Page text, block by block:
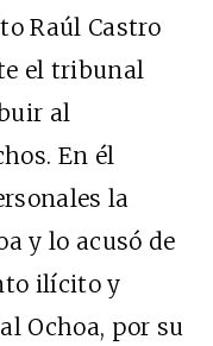
Raúl Castro
el tribunal
al
En él
la
y lo acusó de
ilícito y
Ochoa, por su